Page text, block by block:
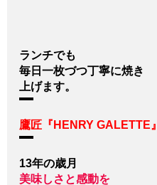
ランチでも
毎日一枚づつ丁寧に焼き
上げます。
鷹匠『HENRY GALETTE』
13年の歳月
美味しさと感動を